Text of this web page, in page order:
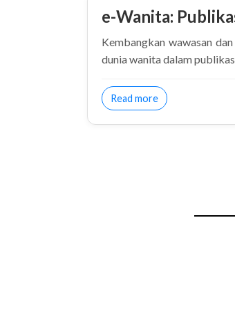
e-Wanita:
Kembangkan wawasan
dunia wanita dalam
Read moreabout e-Wanita: